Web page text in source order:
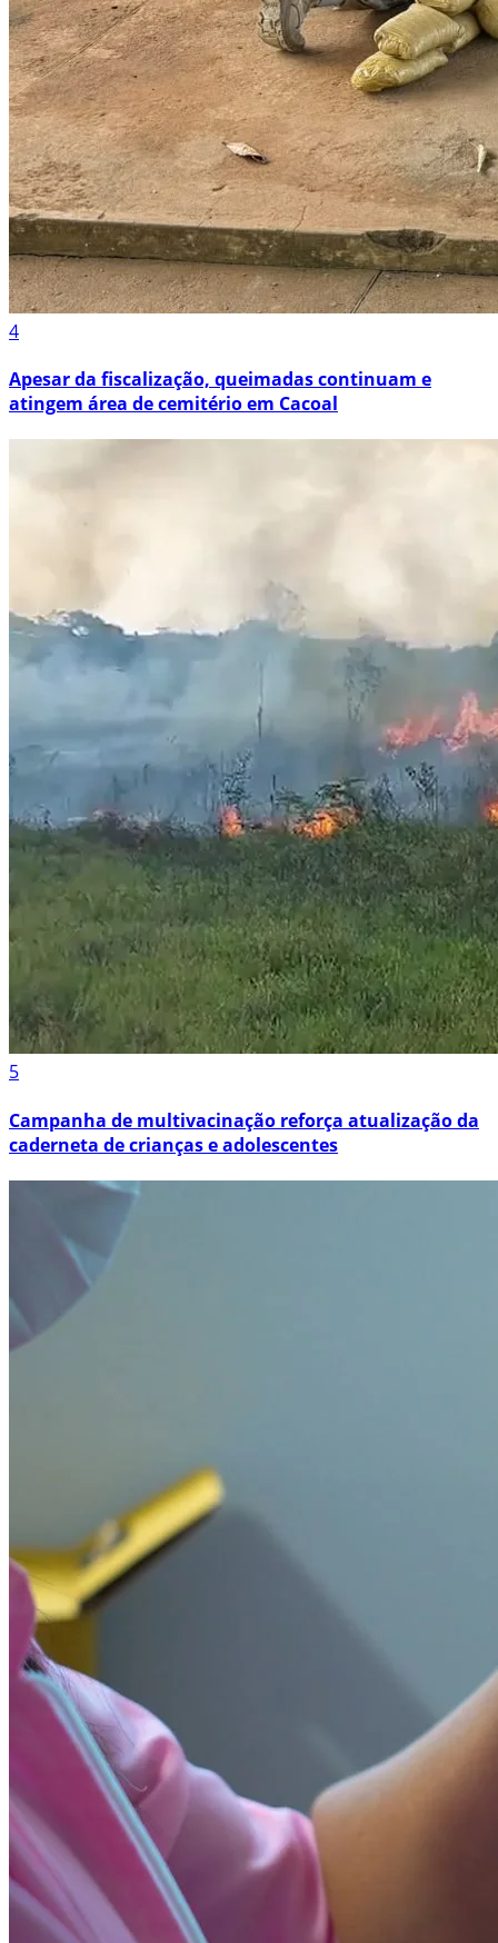
4
Apesar da fiscalização, queimadas continuam e
atingem área de cemitério em Cacoal
5
Campanha de multivacinação reforça atualização da
caderneta de crianças e adolescentes